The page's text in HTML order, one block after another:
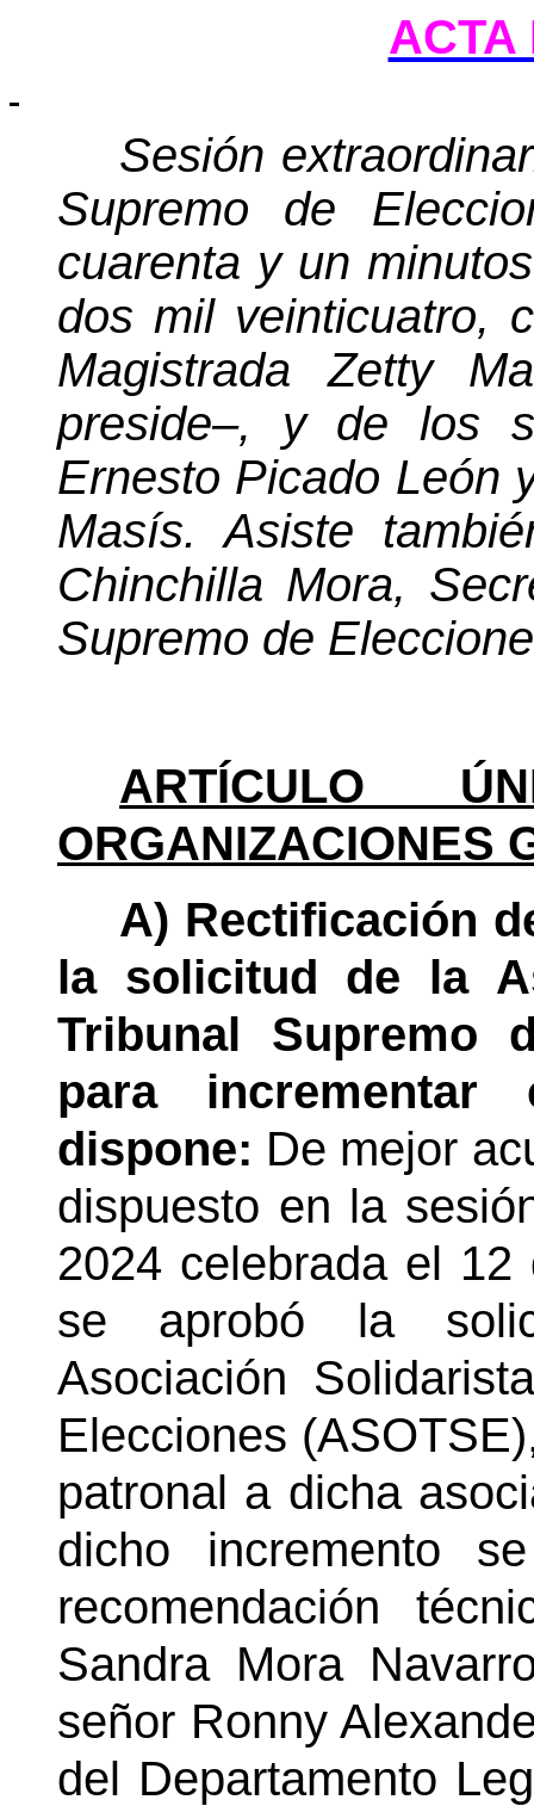
ACTA
Sesión
Supremo de
cuarenta y un
dos mil veinticuatro,
Magistrada Zetty
preside–, y de los
Ernesto Picado León
Masís. Asiste
Chinchilla Mora,
Supremo de
ARTÍCULO
ORGANIZACIONES
A) Rectificación
la solicitud de la
Tribunal Supremo
para
dispone: De mejor
dispuesto en la
2024 celebrada el
se aprobó la
Asociación
Elecciones
patronal a dicha
dicho incremento
recomendación
Sandra Mora
señor Ronny
del Departamento